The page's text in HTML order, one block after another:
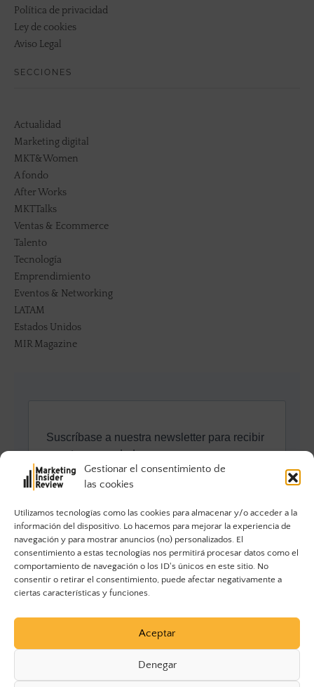
Gestionar el consentimiento de
las cookies
Utilizamos tecnologías como las cookies para almacenar y/o acceder a la
información del dispositivo. Lo hacemos para mejorar la experiencia de
navegación y para mostrar anuncios (no) personalizados. El
consentimiento a estas tecnologías nos permitirá procesar datos como el
comportamiento de navegación o los ID's únicos en este sitio. No
consentir o retirar el consentimiento, puede afectar negativamente a
ciertas características y funciones.
Aceptar
Denegar
Política de privacidad
Ley de cookies
Aviso Legal
SECCIONES
Actualidad
Marketing digital
MKT&Women
A fondo
After Works
MKTTalks
Ventas & Ecommerce
Talento
Tecnología
Emprendimiento
Eventos & Networking
LATAM
Estados Unidos
MIR Magazine